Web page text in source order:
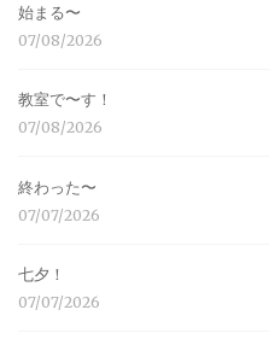
始まる〜
07/08/2026
教室で〜す！
07/08/2026
終わった〜
07/07/2026
七夕！
07/07/2026